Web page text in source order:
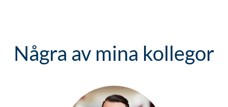
Några av mina kollegor